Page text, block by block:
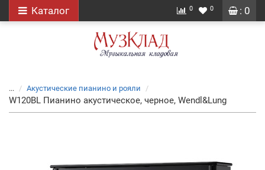
: 0
Каталог 0 0
... Акустические пианино и рояли
W120BL Пианино акустическое, черное, Wendl&Lung